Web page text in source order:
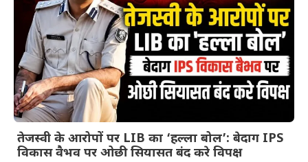
तेजस्वी के आरोपों पर LIB का ‘हल्ला बोल’: बेदाग IPS
विकास वैभव पर ओछी सियासत बंद करे विपक्ष